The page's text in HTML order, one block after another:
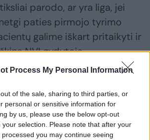
Process My Personal Information
of the sale, sharing to third parties, or
personal or sensitive information for
by us, please use the below opt-out
selection. Please note that after your
you may continue seeing
parodo, ar yra liga, jei
paties pirmojo tyrimo
galime iškart pritaikyti ir
NVI gydytoja
Inga Kildušienė.